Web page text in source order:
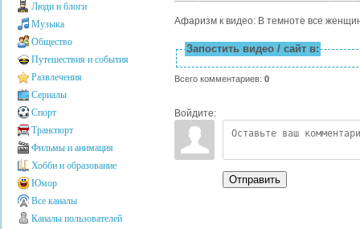
Люди и блоги
Музыка
Общество
Путешествия и события
Развлечения
Сериалы
Спорт
Транспорт
Фильмы и анимация
Хобби и образование
Юмор
Все каналы
Каналы пользователей
Афаризм к видео: В темноте все
Запостить видео / сайт в:
Всего комментариев: 0
Войдите:
Отправить